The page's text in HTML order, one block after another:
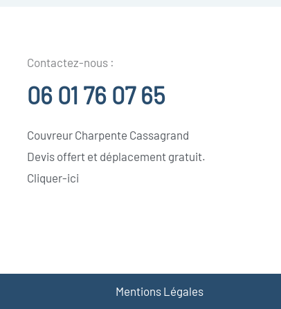
Contactez-nous :
06 01 76 07 65
Couvreur Charpente Cassagrand
Devis offert et déplacement gratuit.
Cliquer-ici
Mentions Légales